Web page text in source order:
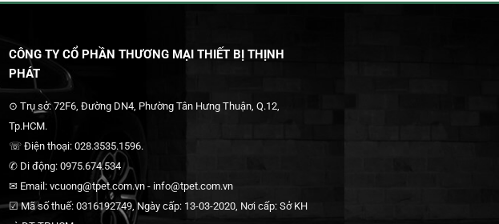
CÔNG TY CỔ PHẦN THƯƠNG MẠI THIẾT BỊ THỊNH
PHÁT
⊙ Trụ sở: 72F6, Đường DN4, Phường Tân Hưng Thuận, Q.12,
Tp.HCM.
☏ Điện thoại: 028.3535.1596.
✆ Di động: 0975.674.534
✉ Email: vcuong@tpet.com.vn - info@tpet.com.vn
☑ Mã số thuế: 0316192749, Ngày cấp: 13-03-2020, Nơi cấp: Sở KH